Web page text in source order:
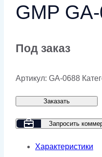
GMP
Под заказ
Артикул: GA-0688
Заказать
Запросить
Характеристики